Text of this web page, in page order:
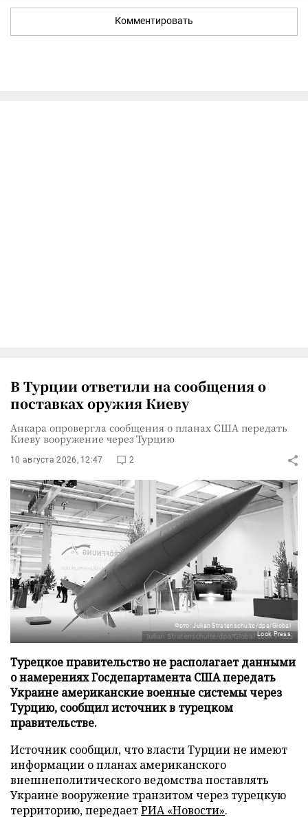
Комментировать
В Турции ответили на сообщения о
поставках оружия Киеву
Анкара опровергла сообщения о планах США передать
Киеву вооружение через Турцию
10 августа 2026, 12:47 2
Фото: Julian Stratenschulte/dpa/Global
Look Press
Турецкое правительство не располагает данными
о намерениях Госдепартамента США передать
Украине американские военные системы через
Турцию, сообщил источник в турецком
правительстве.
Источник сообщил, что власти Турции не имеют
информации о планах американского
внешнеполитического ведомства поставлять
Украине вооружение транзитом через турецкую
территорию, передаетРИА «Новости».